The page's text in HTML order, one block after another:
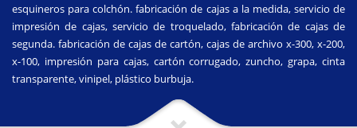
esquineros para colchón. fabricación de cajas a la medida, servicio de
impresión de cajas, servicio de troquelado, fabricación de cajas de
segunda. fabricación de cajas de cartón, cajas de archivo x-300, x-200,
x-100, impresión para cajas, cartón corrugado, zuncho, grapa, cinta
transparente, vinipel, plástico burbuja.